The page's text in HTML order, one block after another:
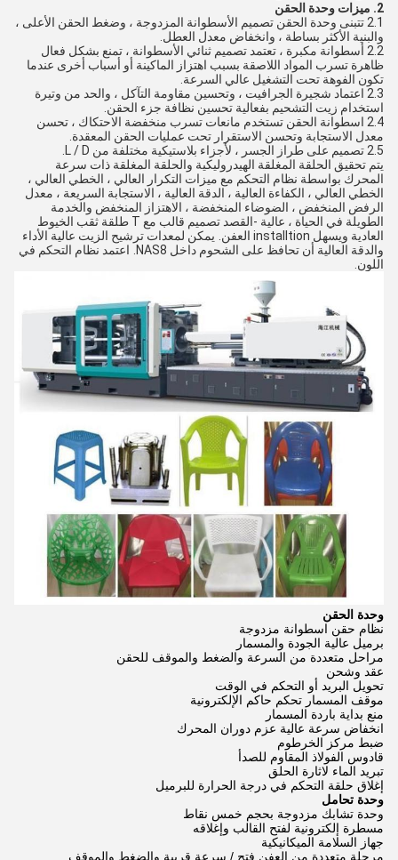
2. ميزات وحدة الحقن
2.1 تتبنى وحدة الحقن تصميم الأسطوانة المزدوجة ، وضغط الحقن الأعلى ،
والبنية الأكثر بساطة ، وانخفاض معدل العطل.
2.2 أسطوانة مكبرة ، تعتمد تصميم ثنائي الأسطوانة ، تمنع بشكل فعال
ظاهرة تسرب المواد اللاصقة بسبب اهتزاز الماكينة أو أسباب أخرى عندما
تكون الفوهة تحت التشغيل عالي السرعة.
2.3 اعتماد شجيرة الجرافيت ، وتحسين مقاومة التآكل ، والحد من وتيرة
استخدام زيت التشحيم بفعالية تحسين نظافة جزء الحقن.
2.4 اسطوانة الحقن تستخدم مانعات تسرب منخفضة الاحتكاك ، تحسن
معدل الاستجابة وتحسن الاستقرار تحت عمليات الحقن المعقدة.
2.5 تصميم على طراز الجسر ، لأجزاء بلاستيكية مختلفة من L / D.
يتم تحقيق الحلقة المغلقة الهيدروليكية والحلقة المغلقة ذات سرعة
المحرك بواسطة نظام التحكم مع ميزات التكرار العالي ، الخطي العالي ،
الخطي العالي ، الكفاءة العالية ، الدقة العالية ، الاستجابة السريعة ، معدل
الرفض المنخفض ، الضوضاء المنخفضة ، الاهتزاز المنخفض والخدمة
الطويلة في الحياة ، عالية -القصد تصميم قالب مع T طلقة ثقب الخيوط
العادية ويسهل installtion العفن.
يمكن لمعدات ترشيح الزيت عالية الأداء
والدقة العالية أن تحافظ على الشحوم داخل NAS8.
اعتمد نظام التحكم في
اللون.
وحدة الحقن
نظام حقن اسطوانة مزدوجة
برميل عالية الجودة والمسمار
مراحل متعددة من السرعة والضغط والموقف للحقن
عقد وشحن
تحويل البريد أو التحكم في الوقت
موقف المسمار تحكم حاكم الإلكترونية
منع بداية باردة المسمار
انخفاض سرعة عالية عزم دوران المحرك
ضبط مركز الخرطوم
قادوس الفولاذ المقاوم للصدأ
تبريد الماء لاثارة الحلق
إغلاق حلقة التحكم في درجة الحرارة للبرميل
وحدة تحامل
وحدة تشابك مزدوجة بحجم خمس نقاط
مسطرة إلكترونية لفتح القالب وإغلاقه
جهاز السلامة الميكانيكية
مرحلة متعددة من العفن فتح / سرعة قريبة والضغط والموقف